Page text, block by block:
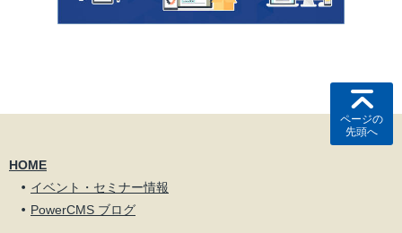
ページの
先頭へ
HOME
イベント・セミナー情報
PowerCMS ブログ